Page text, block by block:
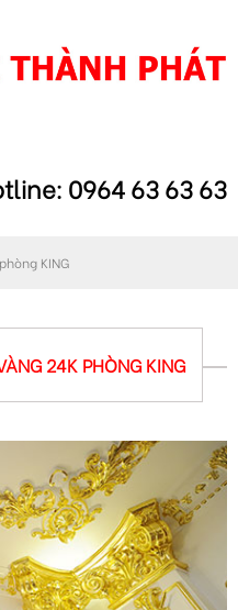
0964 63 63 63
KING
24K PHÒNG KING